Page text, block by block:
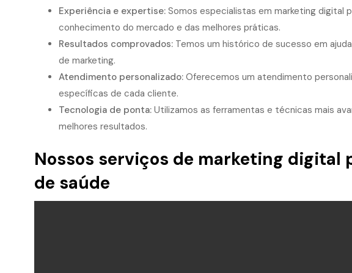
Experiência e expertise:Somos especialistas em marketing digital
conhecimento do mercado e das melhores práticas.
Resultados comprovados:Temos um histórico de sucesso em
de marketing.
Atendimento personalizado:Oferecemos um atendimento
específicas de cada cliente.
Tecnologia de ponta:Utilizamos as ferramentas e técnicas mais
melhores resultados.
Nossos serviços de marketing digital
de saúde